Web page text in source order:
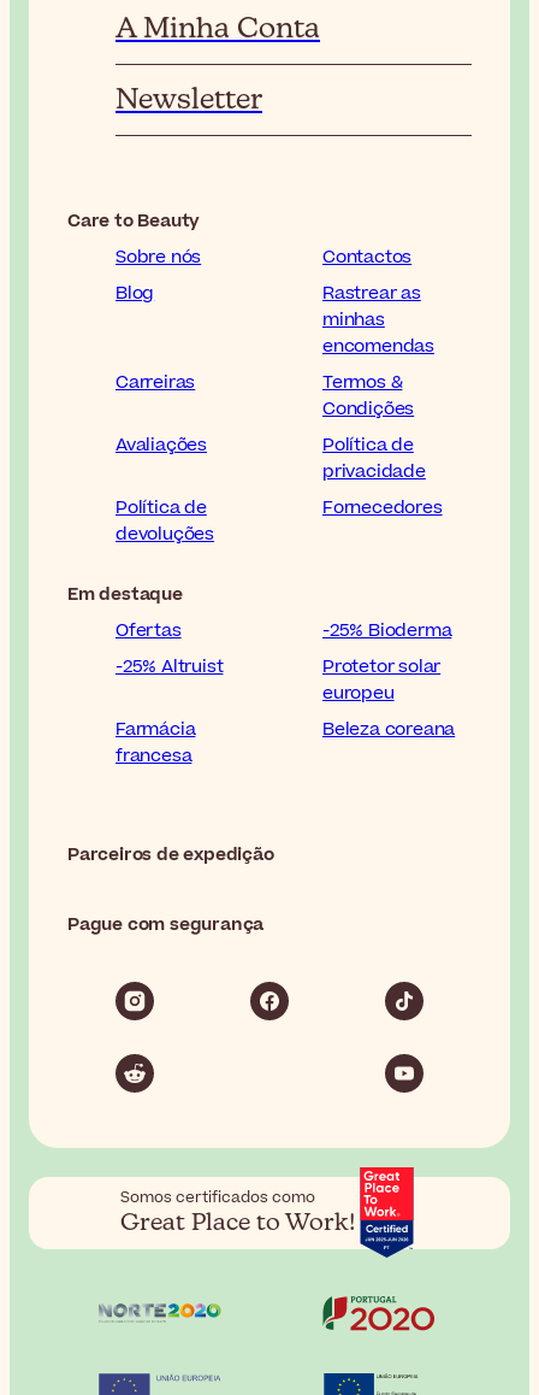
A Minha Conta
Newsletter
Care to Beauty
Sobre nós
Contactos
Blog
Rastrear as
minhas
encomendas
Carreiras
Termos &
Condições
Avaliações
Política de
privacidade
Política de
devoluções
Fornecedores
Em destaque
Ofertas
-25% Bioderma
-25% Altruist
Protetor solar
europeu
Farmácia
francesa
Beleza coreana
Parceiros de expedição
Pague com segurança
Somos certificados como
Great Place to Work!